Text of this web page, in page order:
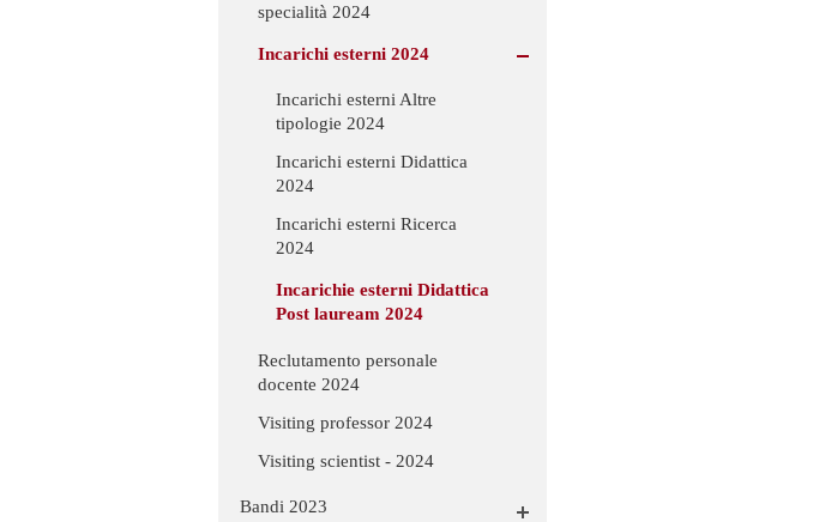
specialità 2024
Incarichi esterni 2024
Incarichi esterni Altre
tipologie 2024
Incarichi esterni Didattica
2024
Incarichi esterni Ricerca
2024
Incarichie esterni Didattica
Post lauream 2024
Reclutamento personale
docente 2024
Visiting professor 2024
Visiting scientist - 2024
Bandi 2023